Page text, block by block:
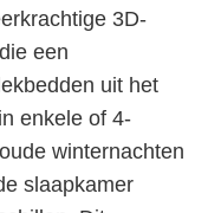
3D-
een
uit het
enkele of 4-
winternachten
slaapkamer